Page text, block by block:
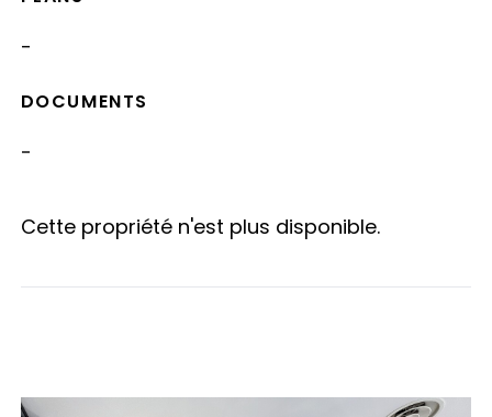
-
DOCUMENTS
-
Cette propriété n'est plus disponible.